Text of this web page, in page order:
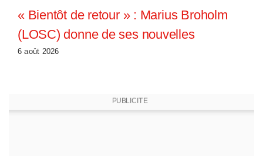
« Bientôt de retour » : Marius Broholm
(LOSC) donne de ses nouvelles
6 août 2026
PUBLICITE